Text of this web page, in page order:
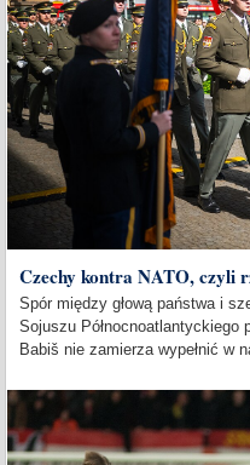
Czechy kontra NATO, czyli
Spór między głową państwa i
Sojuszu Północnoatlantyckiego
Babiš nie zamierza wypełnić w